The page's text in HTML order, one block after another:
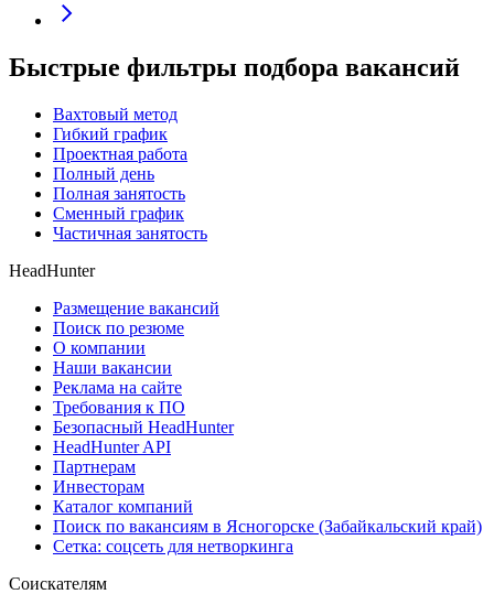
Быстрые фильтры подбора вакансий
Вахтовый метод
Гибкий график
Проектная работа
Полный день
Полная занятость
Сменный график
Частичная занятость
HeadHunter
Размещение вакансий
Поиск по резюме
О компании
Наши вакансии
Реклама на сайте
Требования к ПО
Безопасный HeadHunter
HeadHunter API
Партнерам
Инвесторам
Каталог компаний
Поиск по вакансиям в Ясногорске (Забайкальский край)
Сетка: соцсеть для нетворкинга
Соискателям